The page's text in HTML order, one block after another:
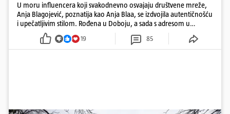
U moru influencera koji svakodnevno osvajaju društvene mreže,
Anja Blagojević, poznatija kao Anja Blaa, se izdvojila autentičnošću
i upečatljivim stilom. Rođena u Doboju, a sada s adresom u
Dubaiju, Anja je spoj glamura, discipline i mladenačke energije
19 85